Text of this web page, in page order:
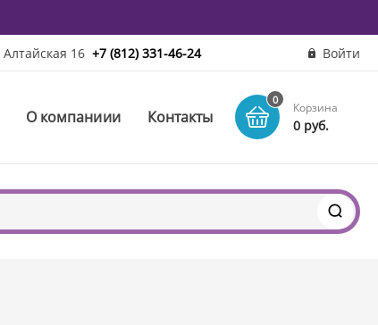
Алтайская 16 +7 (812) 331-46-24 Войти
О компаниии Контакты
0
Корзина
0 руб.